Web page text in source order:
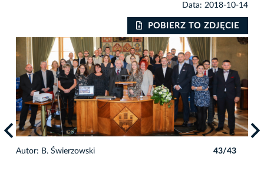
Data: 2018-10-14
POBIERZ TO ZDJĘCIE
Autor: B. Świerzowski 43/43